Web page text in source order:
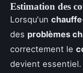
Estimation des
Lorsqu'un
des problèmes
correctement le
devient